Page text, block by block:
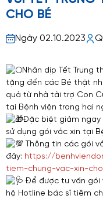
CHO BÉ
Ngày 02.10.2023
Nhân dịp Tết Trung
tặng đến các Bé thật
quà từ nhà tài trợ Con
tại Bệnh viện trong hai
Đặc biệt giảm ngay
sử dụng gói vắc xin tại
Thông tin các gói
đây: https://
tiem-chung-vac-xin-
Để được tư vấn gói
hệ Hotline bác sĩ tiêm